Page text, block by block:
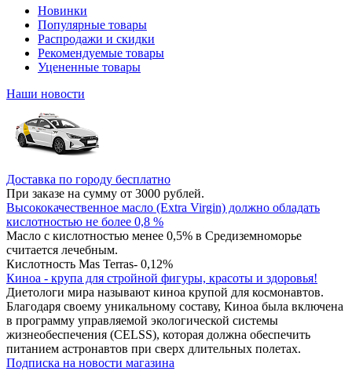
Новинки
Популярные товары
Распродажи и скидки
Рекомендуемые товары
Уцененные товары
Наши новости
Доставка по городу бесплатно
При заказе на сумму от 3000 рублей.
Высококачественное масло (Extra Virgin) должно обладать
кислотностью не более 0,8 %
Масло с кислотностью менее 0,5% в Средиземноморье
считается лечебным.
Кислотность Mas Terras- 0,12%
Киноа - крупа для стройной фигуры, красоты и здоровья!
Диетологи мира называют киноа крупой для космонавтов.
Благодаря своему уникальному составу, Киноа была включена
в программу управляемой экологической системы
жизнеобеспечения (CELSS), которая должна обеспечить
питанием астронавтов при сверх длительных полетах.
Подписка на новости магазина